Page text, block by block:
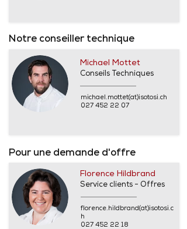
Notre conseiller technique
Michael Mottet
Conseils Techniques
michael.mottet(at)isotosi.ch
027 452 22 07
Pour une demande d'offre
Florence Hildbrand
Service clients - Offres
florence.hildbrand(at)isotosi.c
h
027 452 22 18